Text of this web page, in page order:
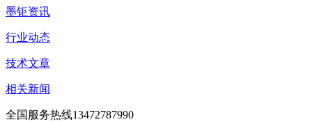
墨钜资讯
行业动态
技术文章
相关新闻
全国服务热线13472787990